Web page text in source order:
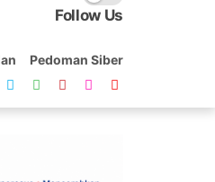
Follow Us
Pedoman Siber